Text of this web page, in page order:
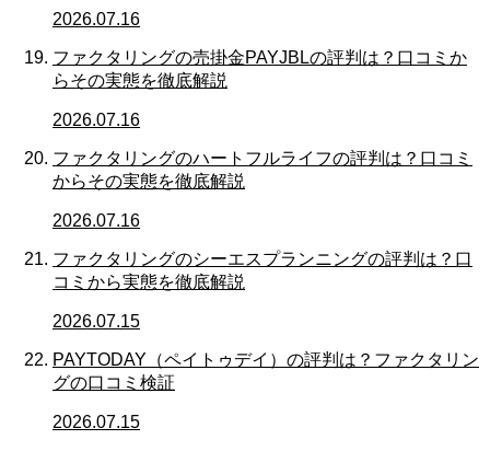
2026.07.16
ファクタリングの売掛金PAYJBLの評判は？口コミか
らその実態を徹底解説
2026.07.16
ファクタリングのハートフルライフの評判は？口コミ
からその実態を徹底解説
2026.07.16
ファクタリングのシーエスプランニングの評判は？口
コミから実態を徹底解説
2026.07.15
PAYTODAY（ペイトゥデイ）の評判は？ファクタリン
グの口コミ検証
2026.07.15